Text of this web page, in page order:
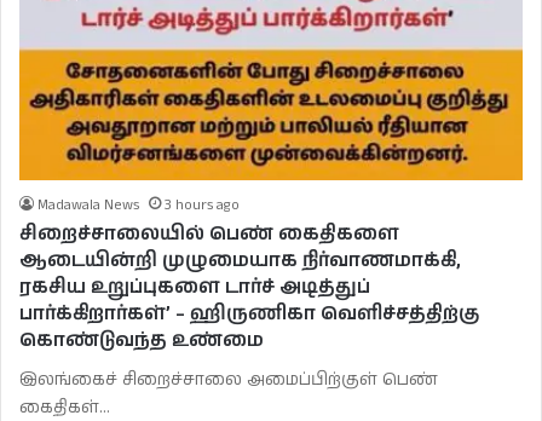
Madawala News 3 hours ago
சிறைச்சாலையில் பெண் கைதிகளை
ஆடையின்றி முழுமையாக நிர்வாணமாக்கி,
ரகசிய உறுப்புகளை டார்ச் அடித்துப்
பார்க்கிறார்கள்’ – ஹிருணிகா வெளிச்சத்திற்கு
கொண்டுவந்த உண்மை
இலங்கைச் சிறைச்சாலை அமைப்பிற்குள் பெண்
கைதிகள்…